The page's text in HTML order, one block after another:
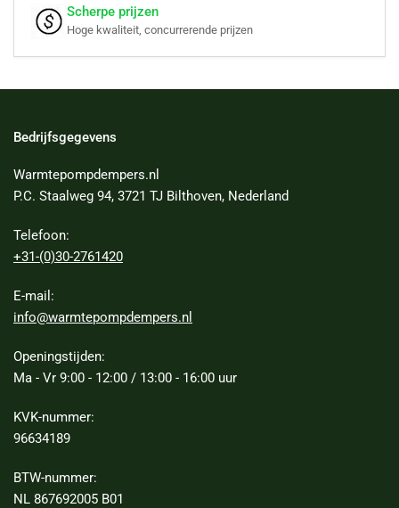
Scherpe prijzen
Hoge kwaliteit, concurrerende prijzen
Bedrijfsgegevens
Warmtepompdempers.nl
P.C. Staalweg 94, 3721 TJ Bilthoven, Nederland
Telefoon:
+31-(0)30-2761420
E-mail:
info@warmtepompdempers.nl
Openingstijden:
Ma - Vr 9:00 - 12:00 / 13:00 - 16:00 uur
KVK-nummer:
96634189
BTW-nummer:
NL 867692005 B01